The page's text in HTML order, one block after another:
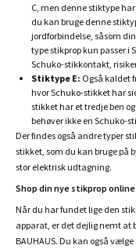
C, men denne stiktype
du kan bruge denne
jordforbindelse, såsom
type stikprop kun passer i
Schuko-stikkontakt,
Stiktype E: Også kaldet
hvor Schuko-stikket har
stikket har et tredje ben
behøver ikke en Schuko-
Der findes også andre typer
stikket, som du kan bruge på
stor elektrisk udtagning.
Shop din nye stikprop online
Når du har fundet lige den
apparat, er det dejlig nemt at
BAUHAUS. Du kan også